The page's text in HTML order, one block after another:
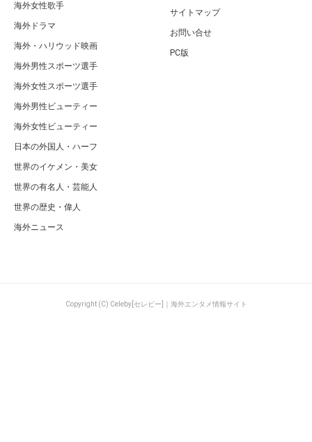
海外女性歌手
海外ドラマ
海外・ハリウッド映画
海外男性スポーツ選手
海外女性スポーツ選手
海外男性ビューティー
海外女性ビューティー
日本の外国人・ハーフ
世界のイケメン・美女
世界の有名人・芸能人
世界の歴史・偉人
海外ニュース
サイトマップ
お問い合せ
PC版
Copyright (C) Celeby[セレビー]｜海外エンタメ情報サイト